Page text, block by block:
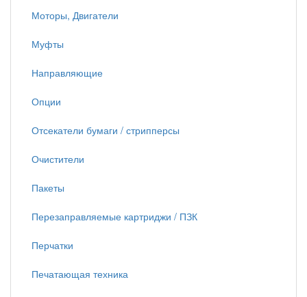
Моторы, Двигатели
Муфты
Направляющие
Опции
Отсекатели бумаги / стрипперсы
Очистители
Пакеты
Перезаправляемые картриджи / ПЗК
Перчатки
Печатающая техника